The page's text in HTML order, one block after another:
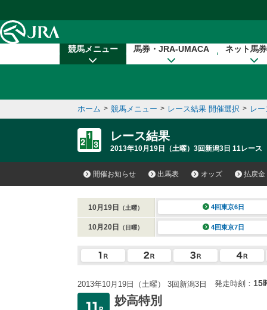
競馬メニュー 馬券・JRA-UMACA ネット馬
ホーム > 競馬メニュー > レース結果 開催選択 > レ
レース結果
2013年10月19日（土曜）3回新潟3日 11レース
開催お知らせ 出馬表 オッズ 払戻金
10月19日 （土曜） 4回東京6日
10月20日 （日曜） 4回東京7日
2013年10月19日（土曜） 3回新潟3日 発走時刻： 15
妙高特別